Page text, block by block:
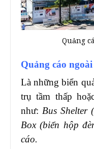
Quảng
Quảng cáo
Là những biển
trụ tầm thấp
như: Bus Shelter
Box (biển hộp
cáo.